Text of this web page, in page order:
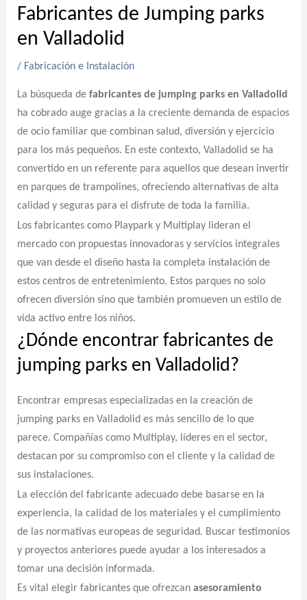
Fabricantes de Jumping parks
en Valladolid
/ Fabricación e Instalación
La búsqueda de fabricantes de jumping parks en Valladolid
ha cobrado auge gracias a la creciente demanda de espacios
de ocio familiar que combinan salud, diversión y ejercicio
para los más pequeños. En este contexto, Valladolid se ha
convertido en un referente para aquellos que desean invertir
en parques de trampolines, ofreciendo alternativas de alta
calidad y seguras para el disfrute de toda la familia.
Los fabricantes como Playpark y Multiplay lideran el
mercado con propuestas innovadoras y servicios integrales
que van desde el diseño hasta la completa instalación de
estos centros de entretenimiento. Estos parques no solo
ofrecen diversión sino que también promueven un estilo de
vida activo entre los niños.
¿Dónde encontrar fabricantes de
jumping parks en Valladolid?
Encontrar empresas especializadas en la creación de
jumping parks en Valladolid es más sencillo de lo que
parece. Compañías como Multiplay, líderes en el sector,
destacan por su compromiso con el cliente y la calidad de
sus instalaciones.
La elección del fabricante adecuado debe basarse en la
experiencia, la calidad de los materiales y el cumplimiento
de las normativas europeas de seguridad. Buscar testimonios
y proyectos anteriores puede ayudar a los interesados a
tomar una decisión informada.
Es vital elegir fabricantes que ofrezcan asesoramiento